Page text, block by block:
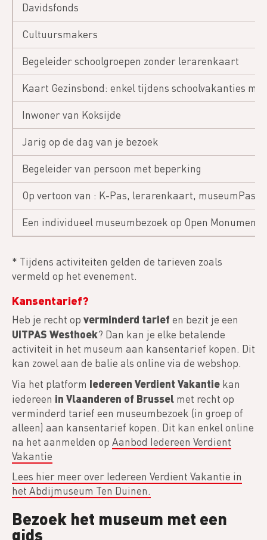
Davidsfonds
Cultuursmakers
Begeleider schoolgroepen zonder lerarenkaart
Kaart Gezinsbond: enkel tijdens schoolvakanties
Inwoner van Koksijde
Jarig op de dag van je bezoek
Begeleider van persoon met beperking
Op vertoon van : K-Pas, lerarenkaart,
Een individueel museumbezoek op Open
* Tijdens activiteiten gelden de tarieven zoals
vermeld op het evenement.
Kansentarief?
Heb je recht op verminderd tarief en bezit je een
UiTPAS Westhoek? Dan kan je elke betalende
activiteit in het museum aan kansentarief kopen. Dit
kan zowel aan de balie als online via de webshop.
Via het platform Iedereen Verdient Vakantie kan
iedereen in Vlaanderen of Brussel met recht op
verminderd tarief een museumbezoek (in groep of
alleen) aan kansentarief kopen. Dit kan enkel online
na het aanmelden op Aanbod Iedereen Verdient
Vakantie
Lees hier meer over Iedereen Verdient Vakantie in
het Abdijmuseum Ten Duinen.
Bezoek het museum met een
gids